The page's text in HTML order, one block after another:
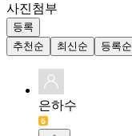
사진첨부
등록
추천순
최신순 등록순
은하수